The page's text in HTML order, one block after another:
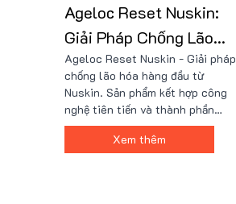
Ageloc Reset Nuskin:
Giải Pháp Chống Lão
Hóa Số 1 Hiện Nay!
Ageloc Reset Nuskin - Giải pháp
chống lão hóa hàng đầu từ
Nuskin. Sản phẩm kết hợp công
nghệ tiên tiến và thành phần
thiên nhiên, mang lại hiệu quả
chống oxy hóa, làm chậm quá
Xem thêm